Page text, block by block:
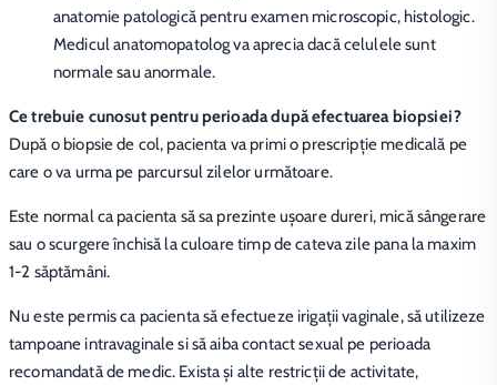
anatomie patologică pentru examen microscopic, histologic.
Medicul anatomopatolog va aprecia dacă celulele sunt
normale sau anormale.
Ce trebuie cunosut pentru perioada după efectuarea biopsiei?
După o biopsie de col, pacienta va primi o prescripție medicală pe
care o va urma pe parcursul zilelor următoare.
Este normal ca pacienta să sa prezinte uşoare dureri, mică sângerare
sau o scurgere închisă la culoare timp de cateva zile pana la maxim
1-2 săptămâni.
Nu este permis ca pacienta să efectueze irigaţii vaginale, să utilizeze
tampoane intravaginale si să aiba contact sexual pe perioada
recomandată de medic. Exista şi alte restricţii de activitate,